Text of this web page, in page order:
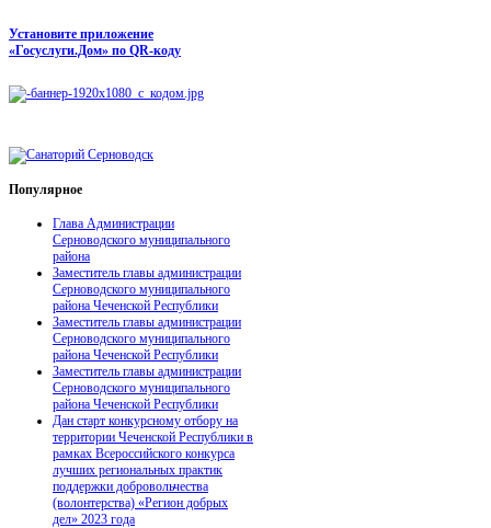
Установите приложение
«Госуслуги.Дом» по QR-коду
Популярное
Глава Администрации
Серноводского муниципального
района
Заместитель главы администрации
Серноводского муниципального
района Чеченской Республики
Заместитель главы администрации
Серноводского муниципального
района Чеченской Республики
Заместитель главы администрации
Серноводского муниципального
района Чеченской Республики
Дан старт конкурсному отбору на
территории Чеченской Республики в
рамках Всероссийского конкурса
лучших региональных практик
поддержки добровольчества
(волонтерства) «Регион добрых
дел» 2023 года